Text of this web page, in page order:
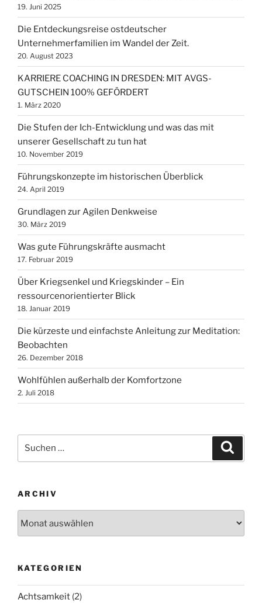
19. Juni 2025
Die Entdeckungsreise ostdeutscher
Unternehmerfamilien im Wandel der Zeit.
20. August 2023
KARRIERE COACHING IN DRESDEN: MIT AVGS-
GUTSCHEIN 100% GEFÖRDERT
1. März 2020
Die Stufen der Ich-Entwicklung und was das mit
unserer Gesellschaft zu tun hat
10. November 2019
Führungskonzepte im historischen Überblick
24. April 2019
Grundlagen zur Agilen Denkweise
30. März 2019
Was gute Führungskräfte ausmacht
17. Februar 2019
Über Kriegsenkel und Kriegskinder – Ein
ressourcenorientierter Blick
18. Januar 2019
Die kürzeste und einfachste Anleitung zur Meditation:
Beobachten
26. Dezember 2018
Wohlfühlen außerhalb der Komfortzone
2. Juli 2018
nach:
ARCHIV
KATEGORIEN
Achtsamkeit (2)